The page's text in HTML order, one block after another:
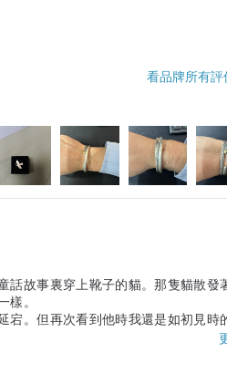
看品牌所有評
話故事裏穿上靴子的貓。那隻貓散發
。
宕。但再次看到他時我還是如初見時